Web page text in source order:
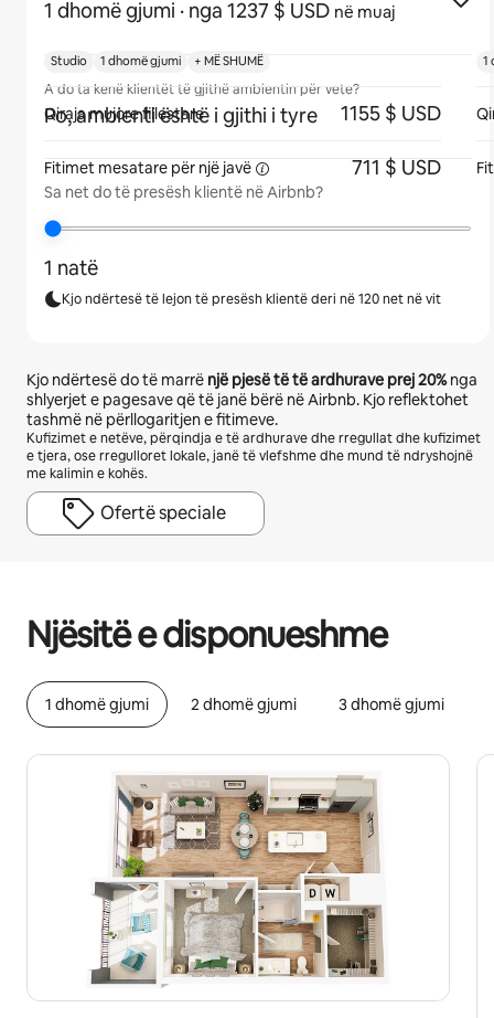
1 dhomë gjumi · nga 1237 $ USD në muaj
A do ta kenë klientët të gjithë ambientin për vete?
Po, ambienti është i gjithi i tyre
Sa net do të presësh klientë në Airbnb?
1 natë
Kjo ndërtesë të lejon të presësh klientë deri në 120 net në vit
Kjo ndërtesë do të marrë një pjesë të të ardhurave prej20%nga
shlyerjet e pagesave që të janë bërë në Airbnb. Kjo reflektohet
tashmë në përllogaritjen e fitimeve.
Kufizimet e netëve, përqindja e të ardhurave dhe rregullat dhe kufizimet
e tjera, ose rregulloret lokale, janë të vlefshme dhe mund të ndryshojnë
me kalimin e kohës.
Ofertë speciale
Njësitë e disponueshme
1 dhomë gjumi 2 dhomë gjumi 3 dhomë gjumi
Studio 1 dhomë gjumi + MË SHUMË
Qiraja mujore fillestare 1155 $ USD
Fitimet mesatare për një javë 711 $ USD
1